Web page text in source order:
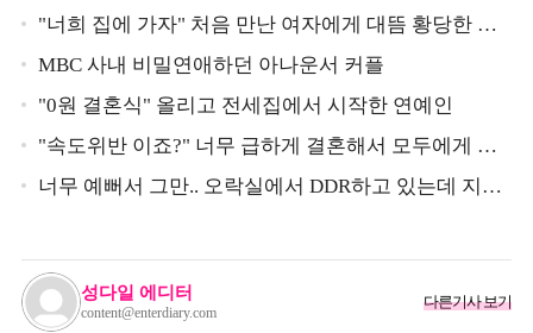
"너희 집에 가자" 처음 만난 여자에게 대뜸 황당한 요
구 했다는 MBC 아나운서
MBC 사내 비밀연애하던 아나운서 커플
"0원 결혼식" 올리고 전세집에서 시작한 연예인
"속도위반 이죠?" 너무 급하게 결혼해서 모두에게 의
심 받았던 스타
너무 예뻐서 그만.. 오락실에서 DDR하고 있는데 지나
성다일 에디터
content@enterdiary.com
다른기사 보기